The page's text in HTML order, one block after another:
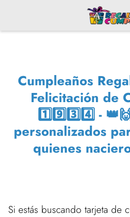
Cumpleaños
Felicitación de
1️⃣9️⃣3️⃣4️⃣ -
personalizados
quienes
Si estás buscando tarjeta de